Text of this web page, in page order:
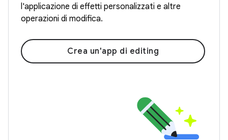
l'applicazione di effetti personalizzati e altre
operazioni di modifica.
Crea un'app di editing